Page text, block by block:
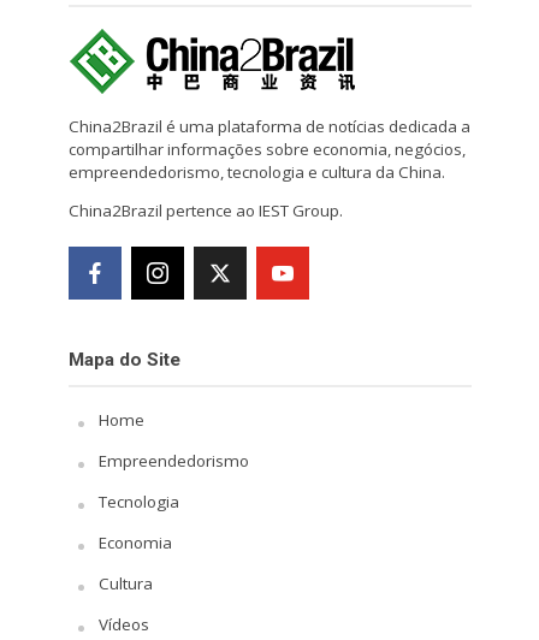
China2Brazil é uma plataforma de notícias dedicada a
compartilhar informações sobre economia, negócios,
empreendedorismo, tecnologia e cultura da China.
China2Brazil pertence ao IEST Group.
Mapa do Site
Home
Empreendedorismo
Tecnologia
Economia
Cultura
Vídeos